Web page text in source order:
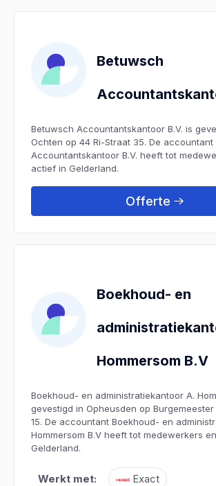
Betuwsch
Betuwsch Accountantskantoor B.V. is
Ochten op 44 Ri-Straat 35. De accountant
Accountantskantoor B.V. heeft tot
actief in Gelderland.
Offerte
Boekhoud- en
Hommersom B.V
Boekhoud- en administratiekantoor A.
gevestigd in Opheusden op
15. De accountant Boekhoud- en
Hommersom B.V heeft tot medewerkers
Gelderland.
Werkt met: Exact